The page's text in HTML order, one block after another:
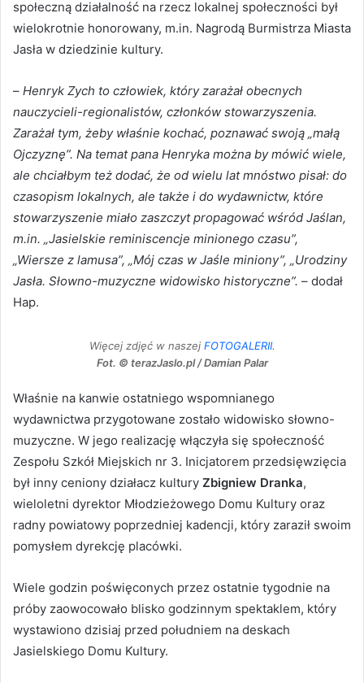
społeczną działalność na rzecz lokalnej społeczności był
wielokrotnie honorowany, m.in. Nagrodą Burmistrza Miasta
Jasła w dziedzinie kultury.
– Henryk Zych to człowiek, który zarażał obecnych
nauczycieli-regionalistów, członków stowarzyszenia.
Zarażał tym, żeby właśnie kochać, poznawać swoją „małą
Ojczyznę”. Na temat pana Henryka można by mówić wiele,
ale chciałbym też dodać, że od wielu lat mnóstwo pisał: do
czasopism lokalnych, ale także i do wydawnictw, które
stowarzyszenie miało zaszczyt propagować wśród Jaślan,
m.in. „Jasielskie reminiscencje minionego czasu”,
„Wiersze z lamusa”, „Mój czas w Jaśle miniony”, „Urodziny
Jasła. Słowno-muzyczne widowisko historyczne”. – dodał
Hap.
Więcej zdjęć w naszej FOTOGALERII.
Fot. © terazJaslo.pl / Damian Palar
Właśnie na kanwie ostatniego wspomnianego
wydawnictwa przygotowane zostało widowisko słowno-
muzyczne. W jego realizację włączyła się społeczność
Zespołu Szkół Miejskich nr 3. Inicjatorem przedsięwzięcia
był inny ceniony działacz kultury Zbigniew Dranka,
wieloletni dyrektor Młodzieżowego Domu Kultury oraz
radny powiatowy poprzedniej kadencji, który zaraził swoim
pomysłem dyrekcję placówki.
Wiele godzin poświęconych przez ostatnie tygodnie na
próby zaowocowało blisko godzinnym spektaklem, który
wystawiono dzisiaj przed południem na deskach
Jasielskiego Domu Kultury.